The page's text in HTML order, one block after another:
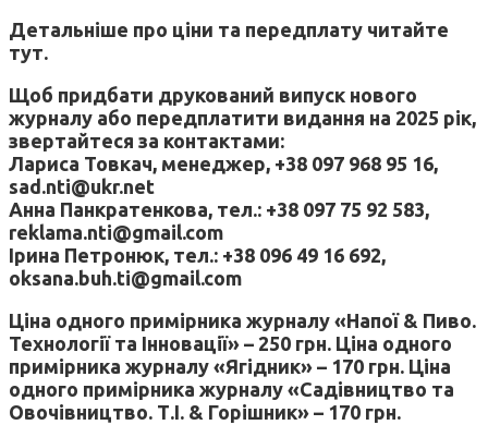
Детальніше про ціни та передплату читайте
тут.
Щоб придбати друкований випуск нового
журналу або передплатити видання на 2025 рік,
звертайтеся за контактами:
Лариса Товкач, менеджер, +38 097 968 95 16,
sad.nti@ukr.net
Анна Панкратенкова, тел.: +38 097 75 92 583,
reklama.nti@gmail.com
Ірина Петронюк, тел.: +38 096 49 16 692,
oksana.buh.ti@gmail.com
Ціна одного примірника журналу «Напої & Пиво.
Технології та Інновації» – 250 грн. Ціна одного
примірника журналу «Ягідник» – 170 грн. Ціна
одного примірника журналу «Садівництво та
Овочівництво. Т.І. & Горішник» – 170 грн.